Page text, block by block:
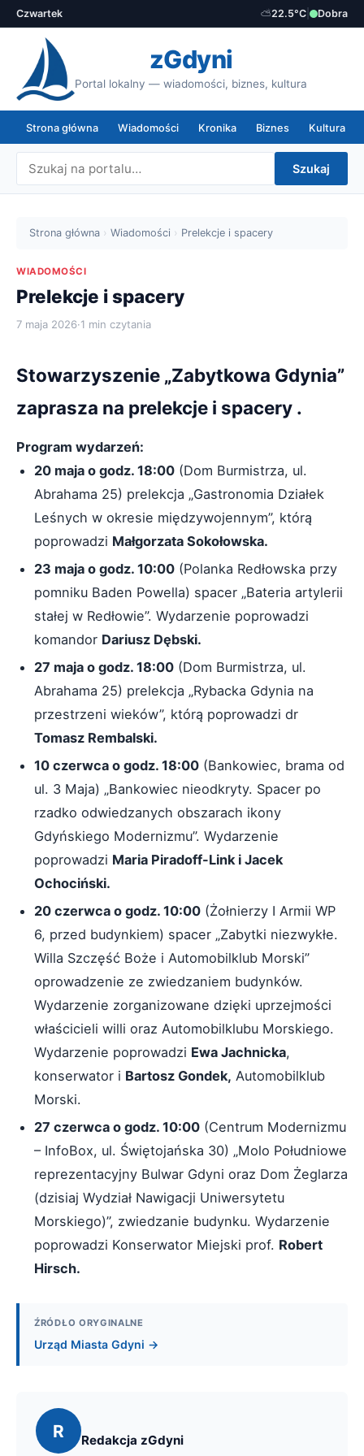
Czwartek ⛅22.5°C Dobra
zGdyni
Portal lokalny — wiadomości, biznes, kultura
Strona główna Wiadomości Kronika Biznes Kultura
Szukaj
Strona główna › Wiadomości › Prelekcje i spacery
WIADOMOŚCI
Prelekcje i spacery
7 maja 2026·1 min czytania
Stowarzyszenie „Zabytkowa Gdynia”
zaprasza na prelekcje i spacery .
Program wydarzeń:
20 maja o godz. 18:00 (Dom Burmistrza, ul.
Abrahama 25) prelekcja „Gastronomia Działek
Leśnych w okresie międzywojennym”, którą
poprowadzi Małgorzata Sokołowska.
23 maja o godz. 10:00 (Polanka Redłowska przy
pomniku Baden Powella) spacer „Bateria artylerii
stałej w Redłowie”. Wydarzenie poprowadzi
komandor Dariusz Dębski.
27 maja o godz. 18:00 (Dom Burmistrza, ul.
Abrahama 25) prelekcja „Rybacka Gdynia na
przestrzeni wieków”, którą poprowadzi dr
Tomasz Rembalski.
10 czerwca o godz. 18:00 (Bankowiec, brama od
ul. 3 Maja) „Bankowiec nieodkryty. Spacer po
rzadko odwiedzanych obszarach ikony
Gdyńskiego Modernizmu”. Wydarzenie
poprowadzi Maria Piradoff-Link i Jacek
Ochociński.
20 czerwca o godz. 10:00 (Żołnierzy I Armii WP
6, przed budynkiem) spacer „Zabytki niezwykłe.
Willa Szczęść Boże i Automobilklub Morski”
oprowadzenie ze zwiedzaniem budynków.
Wydarzenie zorganizowane dzięki uprzejmości
właścicieli willi oraz Automobilklubu Morskiego.
Wydarzenie poprowadzi Ewa Jachnicka,
konserwator i Bartosz Gondek, Automobilklub
Morski.
27 czerwca o godz. 10:00 (Centrum Modernizmu
– InfoBox, ul. Świętojańska 30) „Molo Południowe
reprezentacyjny Bulwar Gdyni oraz Dom Żeglarza
(dzisiaj Wydział Nawigacji Uniwersytetu
Morskiego)”, zwiedzanie budynku. Wydarzenie
poprowadzi Konserwator Miejski prof. Robert
Hirsch.
ŹRÓDŁO ORYGINALNE
Urząd Miasta Gdyni →
R Redakcja zGdyni